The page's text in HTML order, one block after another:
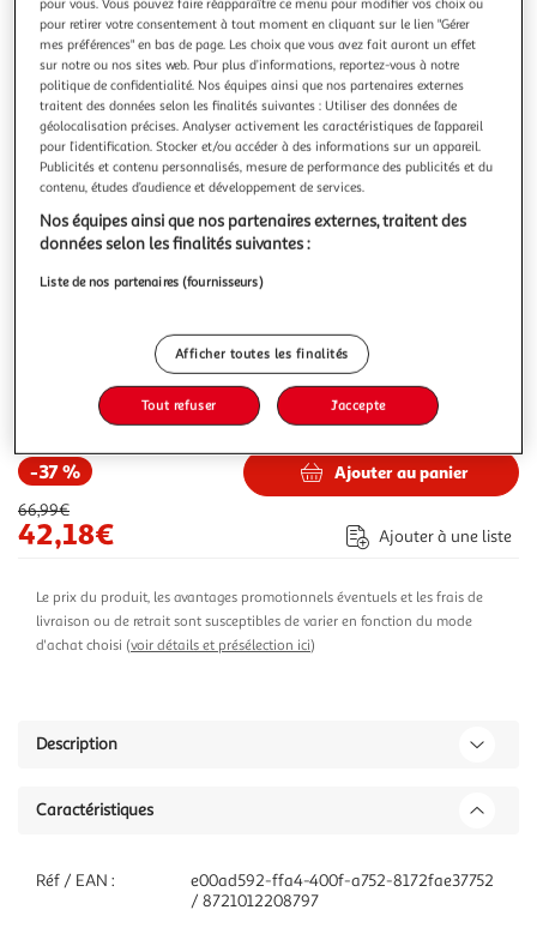
Tente de camping a dome 3 personnes orange
impermeable
Cette tente de camping a l'aspect moderne vous protege
des intemperies et vous offre un espace confortable pour
vos aventures en tout lieu. Conception impermeable a l'eau
tout autour : cette tente de camping, fabriquee en
polyester avec un revetement PU, est impermeable et
resistante au vent. Les co
En savoir +
Vendu parMultishop
Livraison dès 5/6 jours
Plus d'options
Vendu par Multishop
Livraison dès 1/2 semaines
Livraison offerte
Plus d'options
Vendu parASD
-37 %
66,99€
42,18€
Ajouter au panier
Ajouter à une liste
Le prix du produit, les avantages promotionnels éventuels et les frais de
livraison ou de retrait sont susceptibles de varier en fonction du mode
d'achat choisi (voir détails et présélection ici)
Description
Caractéristiques
Réf / EAN :
e00ad592-ffa4-400f-a752-8172fae37752
/ 8721012208797
pour vous. Vous pouvez faire réapparaître ce menu pour modifier vos choix ou
pour retirer votre consentement à tout moment en cliquant sur le lien "Gérer
mes préférences" en bas de page. Les choix que vous avez fait auront un effet
sur notre ou nos sites web. Pour plus d’informations, reportez-vous à notre
politique de confidentialité. Nos équipes ainsi que nos partenaires externes
traitent des données selon les finalités suivantes : Utiliser des données de
géolocalisation précises. Analyser activement les caractéristiques de l’appareil
pour l’identification. Stocker et/ou accéder à des informations sur un appareil.
Publicités et contenu personnalisés, mesure de performance des publicités et du
contenu, études d’audience et développement de services.
Nos équipes ainsi que nos partenaires externes, traitent des
données selon les finalités suivantes :
Liste de nos partenaires (fournisseurs)
Afficher toutes les finalités
Tout refuser J'accepte